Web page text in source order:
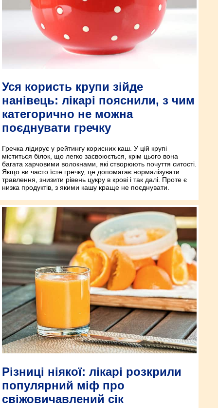
Уся користь крупи зійде
нанівець: лікарі пояснили, з чим
категорично не можна
поєднувати гречку
Гречка лідирує у рейтингу корисних каш. У цій крупі
міститься білок, що легко засвоюється, крім цього вона
багата харчовими волокнами, які створюють почуття ситості.
Якщо ви часто їсте гречку, це допомагає нормалізувати
травлення, знизити рівень цукру в крові і так далі. Проте є
низка продуктів, з якими кашу краще не поєднувати.
Різниці ніякої: лікарі розкрили
популярний міф про
свіжовичавлений сік